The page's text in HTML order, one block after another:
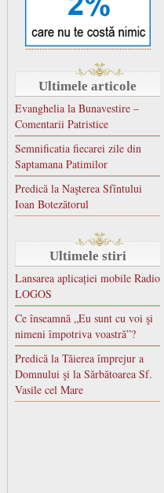
Ultimele articole
Evanghelia la Bunavestire –
Comentarii Patristice
Semnificatia fiecarei zile din
Saptamana Patimilor
Predică la Naşterea Sfîntului
Ioan Botezătorul
Ultimele stiri
Lansarea aplicației mobile Radio
LOGOS
Ce înseamnă „Eu sunt cu voi şi
nimeni împotriva voastră”?
Predică la Tăierea împrejur a
Domnului şi la Sărbătoarea Sf.
Vasile cel Mare